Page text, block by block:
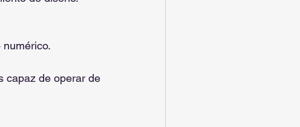
capaz de operar de